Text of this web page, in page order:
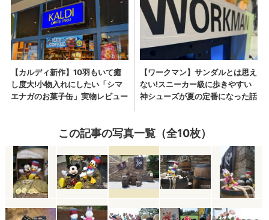
この記事の写真一覧（全10枚）